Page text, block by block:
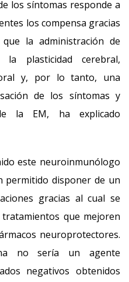
los síntomas responde a
los compensa gracias
la administración de
la plasticidad cerebral,
y, por lo tanto, una
de los síntomas y
la EM, ha explicado
este neuroinmunólogo
permitido disponer de un
gracias al cual se
que mejoren
neuroprotectores.
no sería un agente
negativos obtenidos